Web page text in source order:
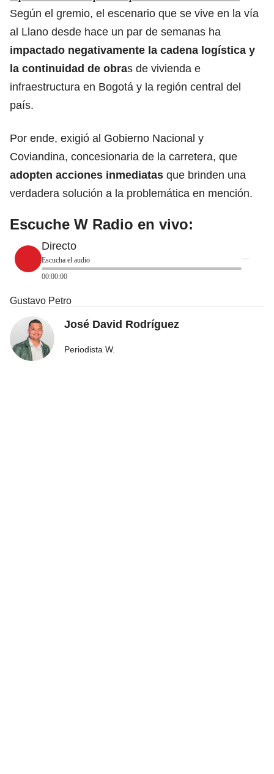
Según el gremio, el escenario que se vive en la vía
al Llano desde hace un par de semanas ha
impactado negativamente la cadena logística y
la continuidad de obras de vivienda e
infraestructura en Bogotá y la región central del
país.
Por ende, exigió al Gobierno Nacional y
Coviandina, concesionaria de la carretera, que
adopten acciones inmediatas que brinden una
verdadera solución a la problemática en mención.
Escuche W Radio en vivo:
Directo
Escucha el audio
00:00:00
Gustavo Petro
José David Rodríguez
Periodista W.